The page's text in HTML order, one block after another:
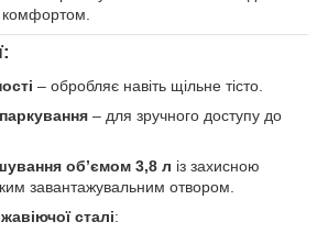
комфортом.
– обробляє навіть щільне тісто.
– для зручного доступу до
об’ємом 3,8 л із захисною
завантажувальним отвором.
сталі: